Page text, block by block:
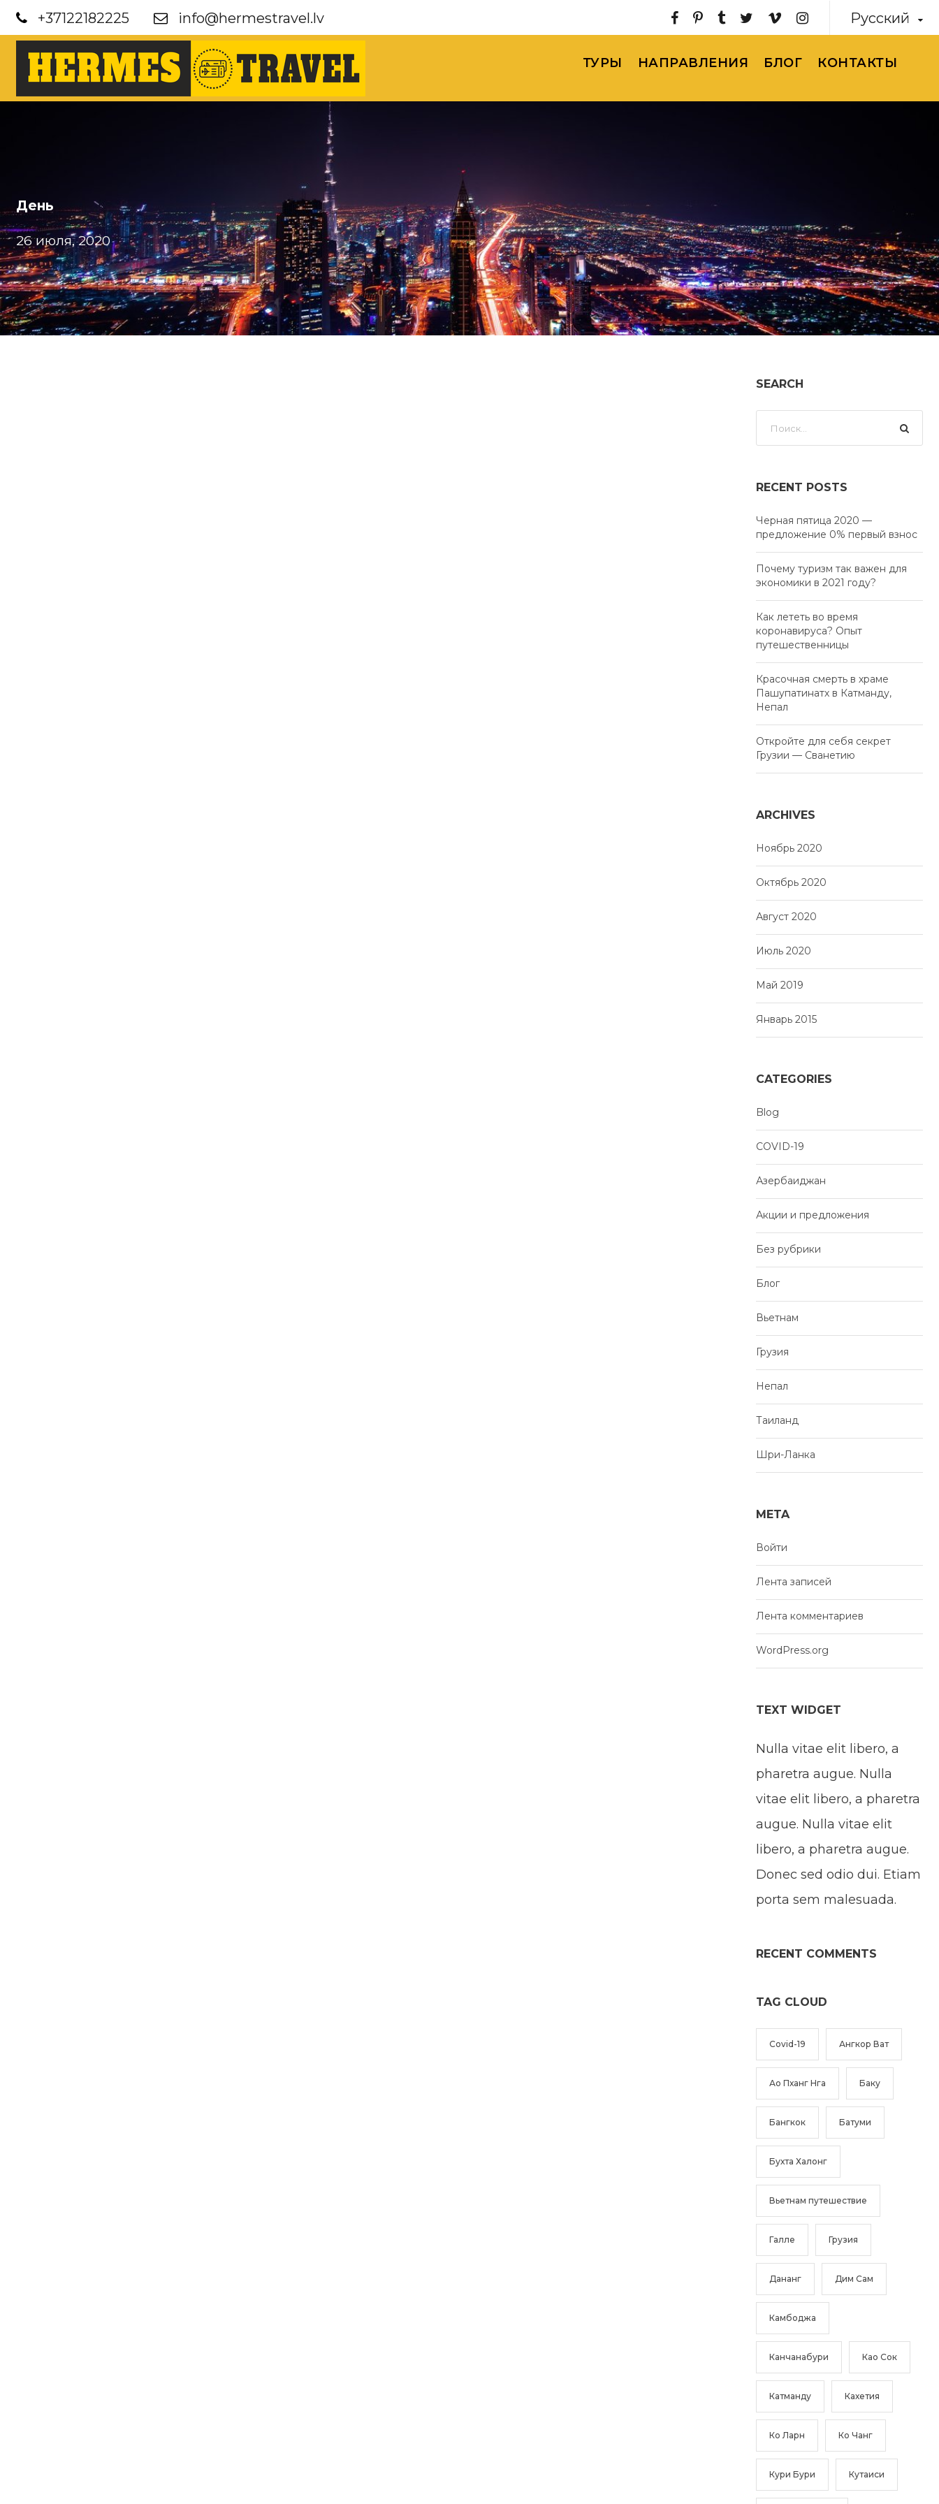
+37122182225 info@hermestravel.lv Русский
ТУРЫ НАПРАВЛЕНИЯ БЛОГ КОНТАКТЫ
День
26 июля, 2020
SEARCH
RECENT POSTS
Черная пятица 2020 —
предложение 0% первый взнос
Почему туризм так важен для
экономики в 2021 году?
Как лететь во время
коронавируса? Опыт
путешественницы
Красочная смерть в храме
Пашупатинатх в Катманду,
Непал
Откройте для себя секрет
Грузии — Сванетию
ARCHIVES
Ноябрь 2020
Октябрь 2020
Август 2020
Июль 2020
Май 2019
Январь 2015
CATEGORIES
Blog
COVID-19
Азербаиджан
Акции и предложения
Без рубрики
Блог
Вьетнам
Грузия
Непал
Таиланд
Шри-Ланка
META
Войти
Лента записей
Лента комментариев
WordPress.org
TEXT WIDGET
Nulla vitae elit libero, a
pharetra augue. Nulla
vitae elit libero, a pharetra
augue. Nulla vitae elit
libero, a pharetra augue.
Donec sed odio dui. Etiam
porta sem malesuada.
RECENT COMMENTS
TAG CLOUD
Covid-19 Ангкор Ват
Ао Пханг Нга Баку
Бангкок Батуми
Бухта Халонг
Вьетнам путешествие
Галле Грузия
Дананг Дим Сам
Камбоджа
Канчанабури Као Сок
Катманду Кахетия
Ко Ларн Ко Чанг
Кури Бури Кутаиси